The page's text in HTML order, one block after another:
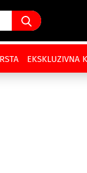
EKSKLUZIVNA